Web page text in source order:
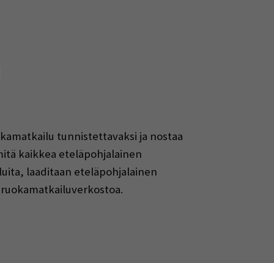
tunnistettavaksi ja nostaa
kaikkea eteläpohjalainen
laaditaan eteläpohjalainen